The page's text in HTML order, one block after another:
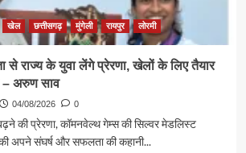
खेल छत्तीसगढ़ मुंगेली रायपुर लोरमी
से राज्य के युवा लेंगे प्रेरणा, खेलों के लिए तैयार
– अरुण साव
04/08/2026 0
की प्रेरणा, कॉमनवेल्थ गेम्स की सिल्वर मेडलिस्ट
की अपने संघर्ष और सफलता की कहानी...